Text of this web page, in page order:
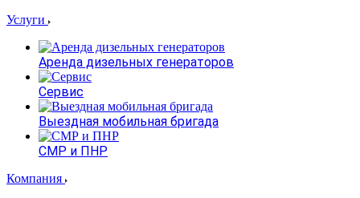
Услуги
Аренда дизельных генераторов
Сервис
Выездная мобильная бригада
СМР и ПНР
Компания